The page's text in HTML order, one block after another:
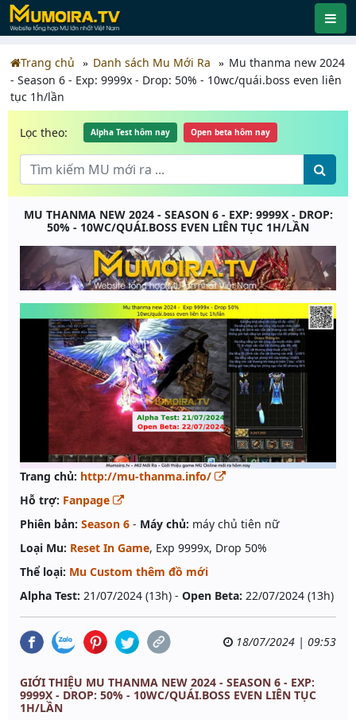
Trang chủ Danh sách Mu Mới Ra
Mu thanma new 2024
- Season 6 - Exp: 9999x - Drop: 50% - 10wc/quái.boss even liên
tục 1h/lần
Lọc theo: Alpha Test hôm nay Open beta hôm nay
MU THANMA NEW 2024 - SEASON 6 - EXP: 9999X - DROP:
50% - 10WC/QUÁI.BOSS EVEN LIÊN TỤC 1H/LẦN
Trang chủ: http://mu-thanma.info/
Hỗ trợ: Fanpage
Phiên bản: Season 6 - Máy chủ: máy chủ tiên nữ
Loại Mu: Reset In Game, Exp 9999x, Drop 50%
Thể loại: Mu Custom thêm đồ mới
Alpha Test: 21/07/2024 (13h) - Open Beta: 22/07/2024 (13h)
18/07/2024 | 09:53
GIỚI THIỆU MU THANMA NEW 2024 - SEASON 6 - EXP:
9999X - DROP: 50% - 10WC/QUÁI.BOSS EVEN LIÊN TỤC
1H/LẦN